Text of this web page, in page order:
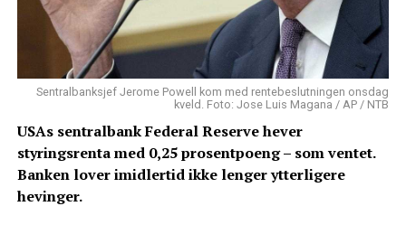
Sentralbanksjef Jerome Powell kom med rentebeslutningen onsdag
kveld. Foto: Jose Luis Magana / AP / NTB
USAs sentralbank Federal Reserve hever
styringsrenta med 0,25 prosentpoeng – som ventet.
Banken lover imidlertid ikke lenger ytterligere
hevinger.